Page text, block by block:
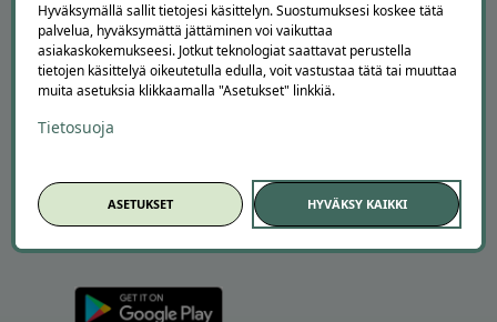
Avoimet työpaikat
Offerilla mediassa
YRITYKSILLE
Markkinoi Offerillassa
LATAA APPI
Hyväksymällä sallit tietojesi käsittelyn. Suostumuksesi koskee tätä
palvelua, hyväksymättä jättäminen voi vaikuttaa
asiakaskokemukseesi. Jotkut teknologiat saattavat perustella
tietojen käsittelyä oikeutetulla edulla, voit vastustaa tätä tai muuttaa
muita asetuksia klikkaamalla "Asetukset" linkkiä.
Tietosuoja
ASETUKSET HYVÄKSY KAIKKI